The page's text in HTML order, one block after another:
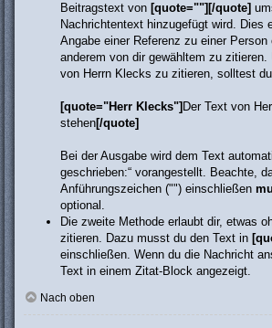
Beitragstext von [quote=""][/quote]
Nachrichtentext hinzugefügt wird. Dies
Angabe einer Referenz zu einer Person
anderem von dir gewähltem zu
von Herrn Klecks zu zitieren, solltest
[quote="Herr Klecks"] Der Text von
stehen[/quote]
Bei der Ausgabe wird dem Text
geschrieben:“ vorangestellt. Beachte,
Anführungszeichen ("") einschließen
optional.
Die zweite Methode erlaubt dir, etwas
zitieren. Dazu musst du den Text in
einschließen. Wenn du die Nachricht
Text in einem Zitat-Block angezeigt.
Nach oben